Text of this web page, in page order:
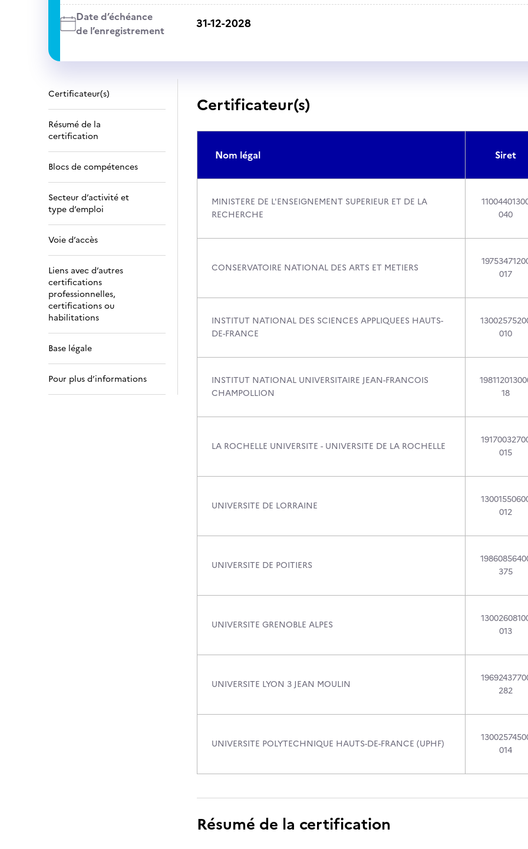
Date d’échéance
de l’enregistrement
31-12-2028
Certificateur(s)
Résumé de la
certification
Blocs de compétences
Secteur d’activité et
type d’emploi
Voie d’accès
Liens avec d’autres
certifications
professionnelles,
certifications ou
habilitations
Base légale
Pour plus d’informations
Certificateur(s)
Nom légal Siret
MINISTERE DE L'ENSEIGNEMENT SUPERIEUR ET DE LA
RECHERCHE
040
CONSERVATOIRE NATIONAL DES ARTS ET METIERS
017
INSTITUT NATIONAL DES SCIENCES APPLIQUEES HAUTS-
DE-FRANCE
010
INSTITUT NATIONAL UNIVERSITAIRE JEAN-FRANCOIS
CHAMPOLLION
18
LA ROCHELLE UNIVERSITE - UNIVERSITE DE LA ROCHELLE
015
UNIVERSITE DE LORRAINE
012
UNIVERSITE DE POITIERS
375
UNIVERSITE GRENOBLE ALPES
013
UNIVERSITE LYON 3 JEAN MOULIN
282
UNIVERSITE POLYTECHNIQUE HAUTS-DE-FRANCE (UPHF)
014
Résumé de la certification